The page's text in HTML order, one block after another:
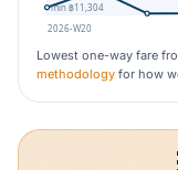
min ฿11,304
2026-W20
Lowest one-way fare
methodology for how